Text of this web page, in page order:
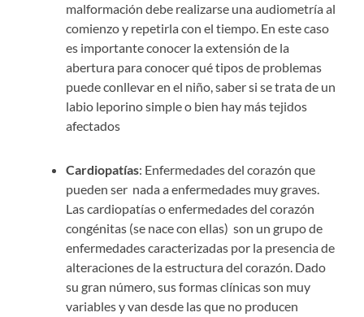
malformación debe realizarse una audiometría al
comienzo y repetirla con el tiempo. En este caso
es importante conocer la extensión de la
abertura para conocer qué tipos de problemas
puede conllevar en el niño, saber si se trata de un
labio leporino simple o bien hay más tejidos
afectados
Cardiopatías: Enfermedades del corazón que
pueden ser nada a enfermedades muy graves.
Las cardiopatías o enfermedades del corazón
congénitas (se nace con ellas) son un grupo de
enfermedades caracterizadas por la presencia de
alteraciones de la estructura del corazón. Dado
su gran número, sus formas clínicas son muy
variables y van desde las que no producen